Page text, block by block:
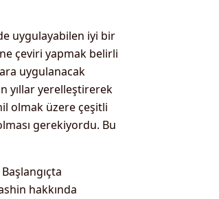
uygulayabilen iyi bir
çeviri yapmak belirli
uygulanacak
yıllar yerelleştirerek
olmak üzere çeşitli
gerekiyordu. Bu
hakkında